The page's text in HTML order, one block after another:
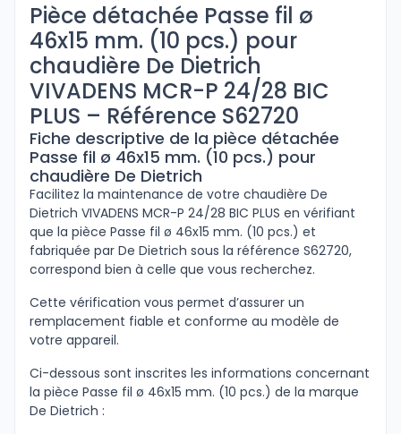
Pièce détachée Passe fil ø
46x15 mm. (10 pcs.) pour
chaudière De Dietrich
VIVADENS MCR-P 24/28 BIC
PLUS – Référence S62720
Fiche descriptive de la pièce détachée
Passe fil ø 46x15 mm. (10 pcs.) pour
chaudière De Dietrich
Facilitez la maintenance de votre chaudière De
Dietrich VIVADENS MCR-P 24/28 BIC PLUS en vérifiant
que la pièce Passe fil ø 46x15 mm. (10 pcs.) et
fabriquée par De Dietrich sous la référence S62720,
correspond bien à celle que vous recherchez.
Cette vérification vous permet d’assurer un
remplacement fiable et conforme au modèle de
votre appareil.
Ci-dessous sont inscrites les informations concernant
la pièce Passe fil ø 46x15 mm. (10 pcs.) de la marque
De Dietrich :